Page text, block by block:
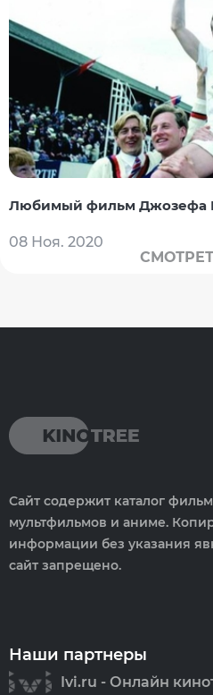
Любимый фильм Джозефа
08 Ноя. 2020
Сайт содержит каталог
мультфильмов и аниме.
информации без указания
сайт запрещено.
Наши партнеры
Ivi.ru - Онлайн